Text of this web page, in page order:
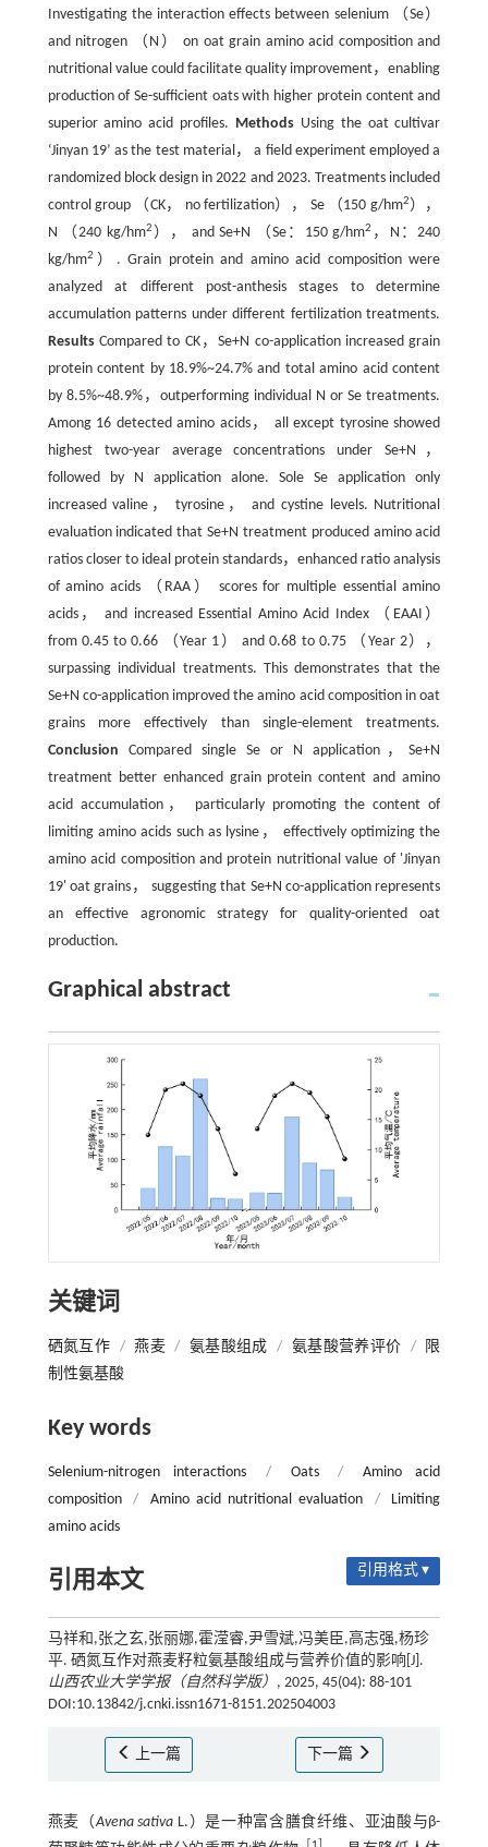
Investigating the interaction effects between selenium （Se）
and nitrogen （N） on oat grain amino acid composition and
nutritional value could facilitate quality improvement，enabling
production of Se-sufficient oats with higher protein content and
superior amino acid profiles. Methods Using the oat cultivar
‘Jinyan 19’ as the test material， a field experiment employed a
randomized block design in 2022 and 2023. Treatments included
control group （CK， no fertilization）， Se （150 g/hm2），
N （240 kg/hm2 ）， and Se+N （Se：150 g/hm2 ，N：240
kg/hm2 ）. Grain protein and amino acid composition were
analyzed at different post-anthesis stages to determine
accumulation patterns under different fertilization treatments.
ResultsCompared to CK，Se+N co-application increased grain
protein content by 18.9%~24.7% and total amino acid content
by 8.5%~48.9%，outperforming individual N or Se treatments.
Among 16 detected amino acids， all except tyrosine showed
highest two-year average concentrations under Se+N，
followed by N application alone. Sole Se application only
increased valine， tyrosine， and cystine levels. Nutritional
evaluation indicated that Se+N treatment produced amino acid
ratios closer to ideal protein standards，enhanced ratio analysis
of amino acids （RAA） scores for multiple essential amino
acids， and increased Essential Amino Acid Index （EAAI）
from 0.45 to 0.66 （Year 1） and 0.68 to 0.75 （Year 2），
surpassing individual treatments. This demonstrates that the
Se+N co-application improved the amino acid composition in oat
grains more effectively than single-element treatments.
Conclusion Compared single Se or N application，Se+N
treatment better enhanced grain protein content and amino
acid accumulation， particularly promoting the content of
limiting amino acids such as lysine， effectively optimizing the
amino acid composition and protein nutritional value of 'Jinyan
19' oat grains， suggesting that Se+N co-application represents
an effective agronomic strategy for quality-oriented oat
production.
Graphical abstract
关键词
硒氮互作 / 燕麦 / 氨基酸组成 / 氨基酸营养评价 /
限
制性氨基酸
Key words
Selenium-nitrogen interactions / Oats /
Amino acid
composition
/ Amino acid nutritional evaluation /
Limiting
amino acids
引用本文 引用格式 ▾
马祥和,张之玄,张丽娜,霍滢睿,尹雪斌,冯美臣,高志强,杨珍
平. 硒氮互作对燕麦籽粒氨基酸组成与营养价值的影响[J].
山西农业大学学报（自然科学版） , 2025, 45(04): 88-101
DOI:10.13842/j.cnki.issn1671-8151.202504003
上一篇 下一篇
燕麦（Avena sativa L.）是一种富含膳食纤维、亚油酸与β-